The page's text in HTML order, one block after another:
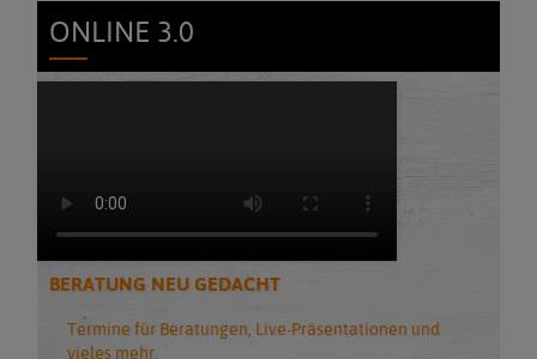
ONLINE 3.0
BERATUNG NEU GEDACHT
Termine für Beratungen, Live-Präsentationen und
vieles mehr.